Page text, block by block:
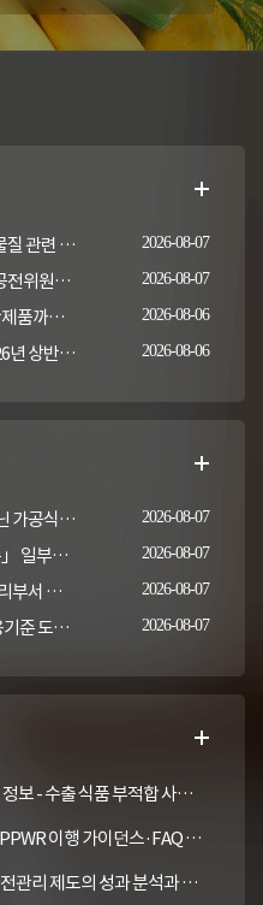
아르헨티나, 식품코드 식품접촉물질 관련 일부 조항 개정 2026-08-07
독일 연방농업식품향토부, 식품공전위원회의 갑각류 및 연체류 지침 개정 채택 고시 2026-08-07
대만 위생복지부장, 식품 원료·반제품까지 이상 통보 의무 확대 추진 2026-08-06
중국 국가시장감독관리총국, 2026년 상반기 시장감독관리부서 식품안전 감독 샘플검사 현황 통보 2026-08-06
“스테비아 토마토”, 농산물이 아닌 가공식품입니다 2026-08-07
「유전자변형식품등의 표시기준」 일부개정고시(안) 행정예고(식품의약품안전처 공고 제2026-389호, 2026. 8. 5.) 2026-08-07
중국, 2026년 상반기 시장감독관리부서 식품안전 감독 샘플검사 현황 통보 2026-08-07
독일, EU 해조류 요오드 최대허용기준 도입안 평가... 요오드 함량 표시 및 경고문 권고 2026-08-07
수출국 규제 정보 - 수출 식품 부적합 사례 및 관련 기준·규격('26년 1분기)
EU 집행위, PPWR 이행 가이던스·FAQ 번역본
수입식품 안전관리 제도의 성과 분석과 수입식품법령의 재정비 방안